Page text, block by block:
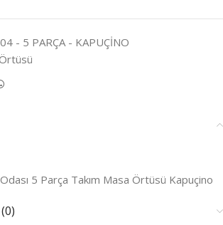
- 5 PARÇA - KAPUÇİNO
Odası 5 Parça Takım Masa Örtüsü Kapuçino